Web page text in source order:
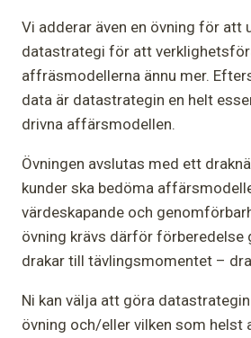
Vi adderar även en övning för att
datastrategi för att
affräsmodellerna ännu mer.
data är datastrategin en helt
drivna affärsmodellen.
Övningen avslutas med ett
kunder ska bedöma
värdeskapande och
övning krävs därför förberedelse
drakar till tävlingsmomentet –
Ni kan välja att göra
övning och/eller vilken som helst